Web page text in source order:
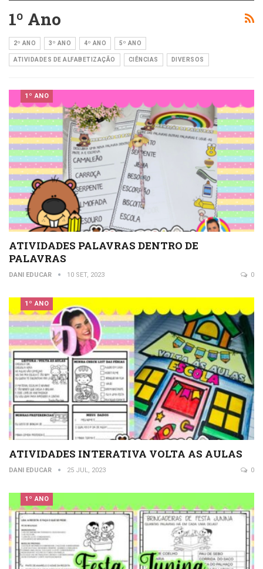
1º Ano
2º ANO 3º ANO 4º ANO 5º ANO
ATIVIDADES DE ALFABETIZAÇÃO CIÊNCIAS DIVERSOS
1º ANO
ATIVIDADES PALAVRAS DENTRO DE
PALAVRAS
DANI EDUCAR 10 SET, 2023 0
1º ANO
ATIVIDADES INTERATIVA VOLTA AS AULAS
DANI EDUCAR 25 JUL, 2023 0
1º ANO